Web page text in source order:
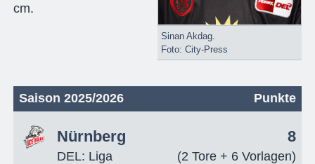
Sinan Akdag.
Foto: City-Press
cm.
Saison 2025/2026 Punkte
Nürnberg
DEL: Liga
8
(2 Tore + 6 Vorlagen)